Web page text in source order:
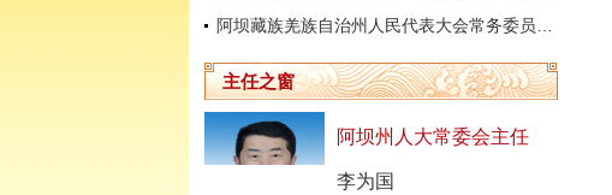
主任之窗
阿坝州人大常委会主任
李为国